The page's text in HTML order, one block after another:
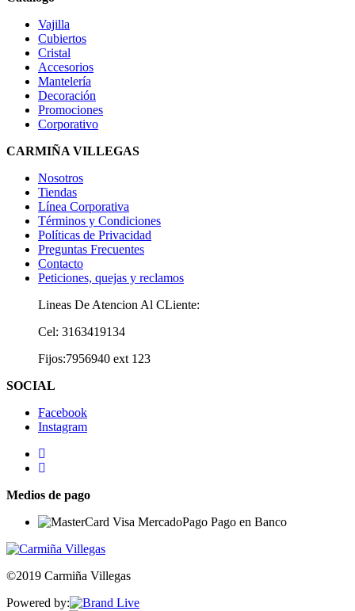
Vajilla
Cubiertos
Cristal
Accesorios
Mantelería
Decoración
Promociones
Corporativo
CARMIÑA VILLEGAS
Nosotros
Tiendas
Línea Corporativa
Términos y Condiciones
Políticas de Privacidad
Preguntas Frecuentes
Contacto
Peticiones, quejas y reclamos
Lineas De Atencion Al CLiente:
Cel: 3163419134
Fijos:7956940 ext 123
SOCIAL
Facebook
Instagram
Medios de pago
©2019 Carmiña Villegas
Powered by: